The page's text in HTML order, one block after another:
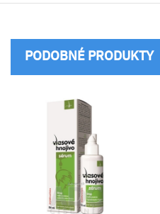
PODOBNÉ PRODUKTY